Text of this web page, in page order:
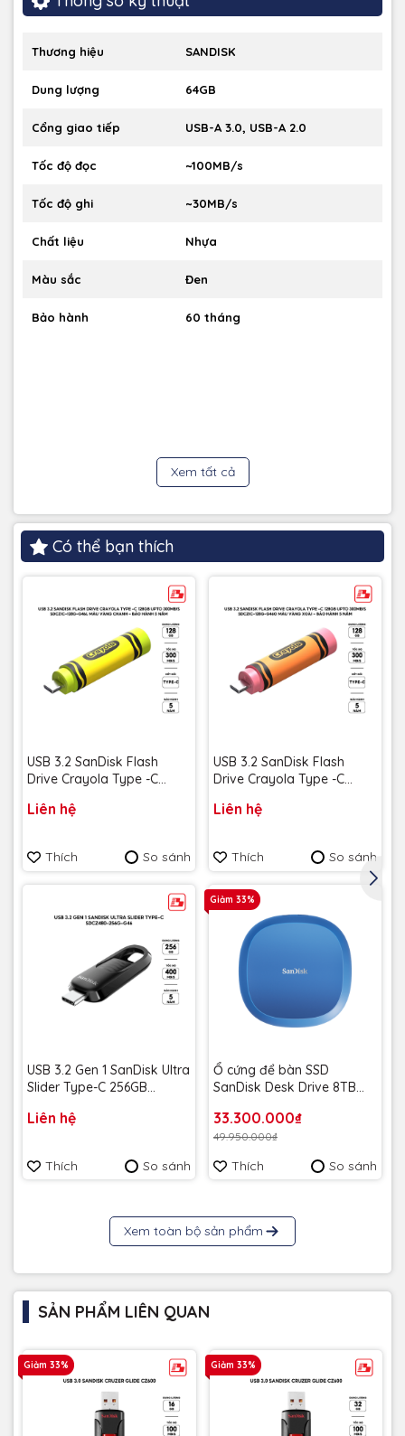
Thương hiệu SANDISK
Dung lượng 64GB
Cổng giao tiếp USB-A 3.0, USB-A 2.0
Tốc độ đọc ~100MB/s
Tốc độ ghi ~30MB/s
Chất liệu Nhựa
Màu sắc Đen
Bảo hành 60 tháng
Xem tất cả
Có thể bạn thích
USB 3.2 SanDisk Flash
Drive Crayola Type -C
SDCZIC-128G-G46L màu
năm
Liên hệ
Thích So sánh
USB 3.2 SanDisk Flash
Drive Crayola Type -C
SDCZIC-128G-G46O màu
năm
Liên hệ
Thích So sánh
USB 3.2 Gen 1 SanDisk Ultra
Slider Type-C 256GB
G46 - Bảo hành 5 năm
Liên hệ
Thích So sánh
Giảm 33%
Ổ cứng để bàn SSD
SanDisk Desk Drive 8TB
SDSSDT40C-8T00-A25 -
Bảo Hành 3 năm
33.300.000₫
49.950.000₫
Thích So sánh
Xem toàn bộ sản phẩm
SẢN PHẨM LIÊN QUAN
Giảm 33% Giảm 33%